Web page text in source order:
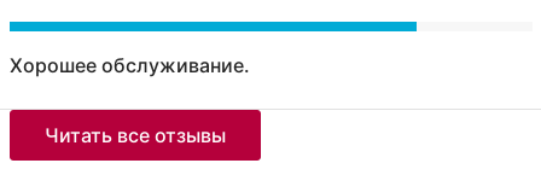
Хорошее обслуживание.
Читать все отзывы